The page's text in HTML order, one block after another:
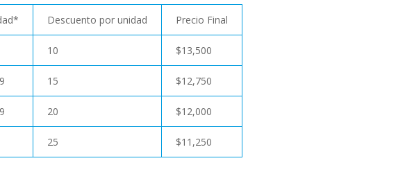
Descuento por unidad Precio Final
10 $13,500
15 $12,750
20 $12,000
25 $11,250